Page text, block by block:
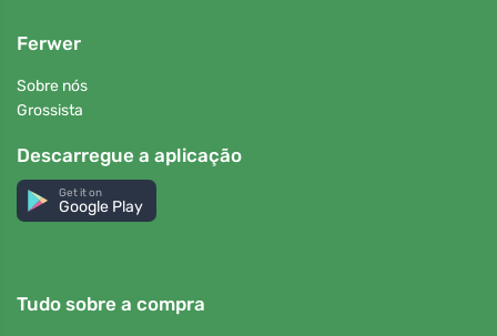
Ferwer
Sobre nós
Grossista
Descarregue a aplicação
Get it on
Google Play
Tudo sobre a compra